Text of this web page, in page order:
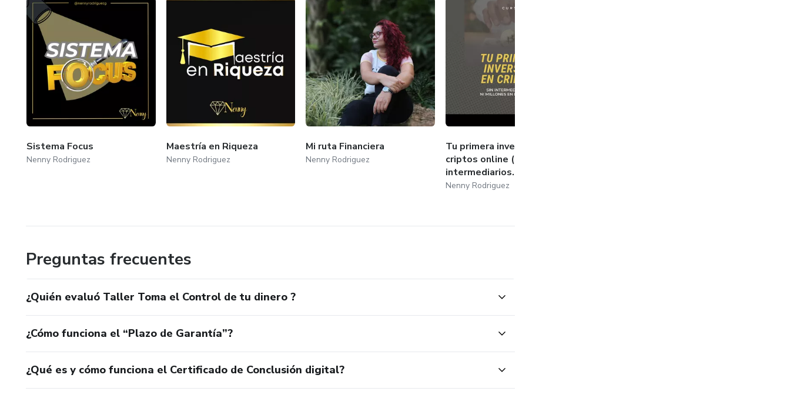
Sistema Focus
Nenny Rodriguez
Maestría en Riqueza
Nenny Rodriguez
Mi ruta Financiera
Nenny Rodriguez
Tu primera inversión en
criptos online (sin
intermediarios...
Nenny Rodriguez
Preguntas frecuentes
¿Quién evaluó Taller Toma el Control de tu dinero ?
¿Cómo funciona el “Plazo de Garantía”?
¿Qué es y cómo funciona el Certificado de Conclusión digital?